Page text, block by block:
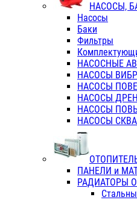
НАСОСЫ,
Насосы
Баки
Фильтры
НАСОСНЫЕ
НАСОСЫ
НАСОСЫ
НАСОСЫ
НАСОСЫ
НАСОСЫ
ПАНЕЛИ и
РАДИАТОРЫ